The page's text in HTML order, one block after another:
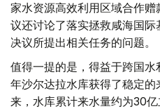
家水资源高效利用区域合作
议还讨论了落实拯救咸海国
决议所提出相关任务的问题。
值得一提的是，得益于跨国
年沙尔达拉水库获得了稳定
来，水库累计来水量约为30